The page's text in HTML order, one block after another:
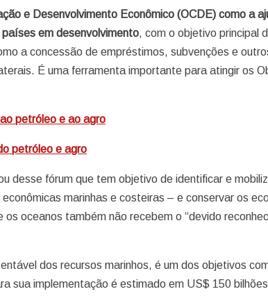
e Desenvolvimento Econômico (OCDE) como a
em desenvolvimento, com o objetivo principal
a concessão de empréstimos, subvenções e
É uma ferramenta importante para atingir os
petróleo e ao agro
petróleo e agro
desse fórum que tem objetivo de identificar e
marinhas e costeiras – e conservar os
os oceanos também não recebem o “devido
dos recursos marinhos, é um dos objetivos
sua implementação é estimado em US$ 150